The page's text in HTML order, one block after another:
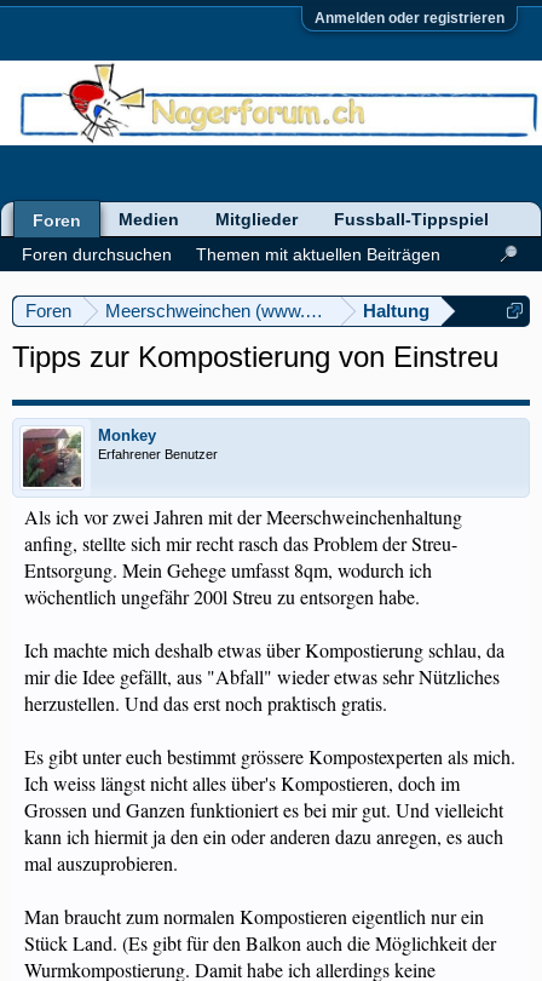
Anmelden oder registrieren
Foren Meerschweinchen (www.meerschweinforum.ch)
Haltung
Tipps zur Kompostierung von Einstreu
Monkey
Erfahrener Benutzer
Als ich vor zwei Jahren mit der Meerschweinchenhaltung
anfing, stellte sich mir recht rasch das Problem der Streu-
Entsorgung. Mein Gehege umfasst 8qm, wodurch ich
wöchentlich ungefähr 200l Streu zu entsorgen habe.
Ich machte mich deshalb etwas über Kompostierung schlau, da
mir die Idee gefällt, aus "Abfall" wieder etwas sehr Nützliches
herzustellen. Und das erst noch praktisch gratis.
Es gibt unter euch bestimmt grössere Kompostexperten als mich.
Ich weiss längst nicht alles über's Kompostieren, doch im
Grossen und Ganzen funktioniert es bei mir gut. Und vielleicht
kann ich hiermit ja den ein oder anderen dazu anregen, es auch
mal auszuprobieren.
Man braucht zum normalen Kompostieren eigentlich nur ein
Stück Land. (Es gibt für den Balkon auch die Möglichkeit der
Wurmkompostierung. Damit habe ich allerdings keine
Foren
Foren durchsuchen
Themen mit aktuellen Beiträgen
Medien Mitglieder Fussball-Tippspiel